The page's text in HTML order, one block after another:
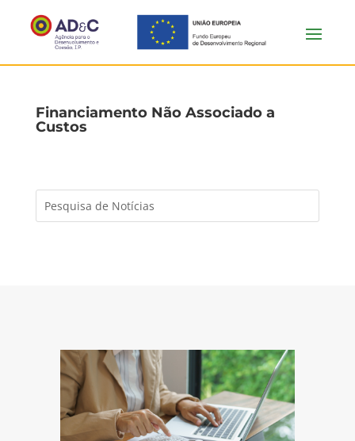
Financiamento Não Associado a
Custos